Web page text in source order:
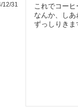
12/31
これでコーヒ
なんか、しあ
ずっしりきま